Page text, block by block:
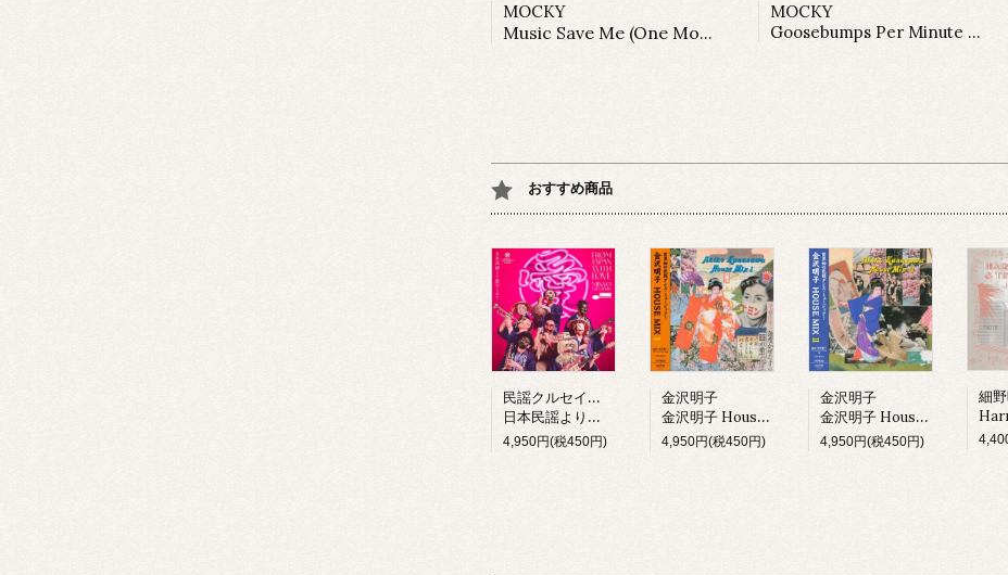
MOCKY
Music Save Me (One More Time) (LP)
MOCKY
Goosebumps Per Minute Vol. 1
おすすめ商品
民謡クルセイダーズ
日本民謡より愛をこめて (LP)
4,950円(税450円)
金沢明子
金沢明子 House Mix I (LP)
4,950円(税450円)
金沢明子
金沢明子 House Mix II (LP)
4,950円(税450円)
細
Harry